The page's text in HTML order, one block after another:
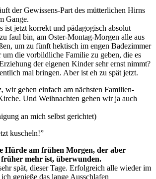
der Gewissens-Part des mütterlichen Hirns
Gange.
ist jetzt korrekt und pädagogisch absolut
faul bin, am Oster-Montag-Morgen alle aus
um zu fünft hektisch im engen Badezimmer
die vorbildliche Familie zu geben, die es
der eigenen Kinder sehr ernst nimmt?
mal bringen. Aber ist eh zu spät jetzt.
wir gehen einfach am nächsten Familien-
Und Weihnachten gehen wir ja auch
an mich selbst gerichtet)
kuscheln!”
Hürde am frühen Morgen, der aber
mehr ist, überwunden.
spät, dieser Tage. Erfolgreich alle wieder im
genieße das lange Ausschlafen